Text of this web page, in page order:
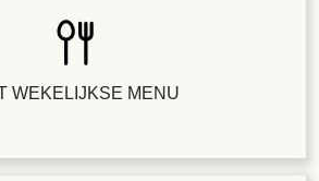
WEKELIJKSE MENU